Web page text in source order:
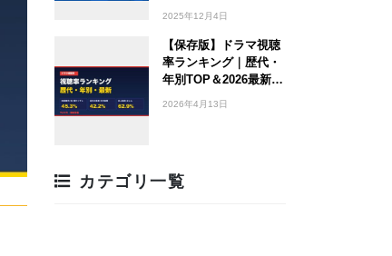
2025年12月4日
【保存版】ドラマ視聴
率ランキング｜歴代・
年別TOP＆2026最新…
2026年4月13日
カテゴリ一覧